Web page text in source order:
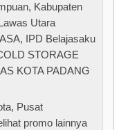
, Kabupaten
Utara
, IPD Belajasaku
STORAGE
KOTA PADANG
Pusat
promo lainnya